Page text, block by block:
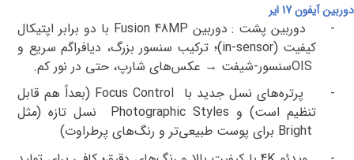
دوربین‌ آیفون 17 ایر
- دوربین پشت : دوربین Fusion 48MP با دو برابر اپتیکال
‌کیفیت (in-sensor)؛ ترکیب سنسور بزرگ، دیافراگم سریع و
OISسنسور-شیفت → عکس‌های شارپ، حتی در نور کم.
-
پرتره‌های نسل جدید با Focus Control (بعداً هم قابل
تنظیم است) و Photographic Styles
نسل تازه (مثل
Bright برای پوست طبیعی‌تر و رنگ‌های پرطراوت)